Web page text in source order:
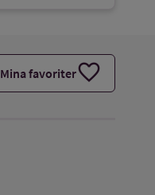
Mina favoriterfavorite